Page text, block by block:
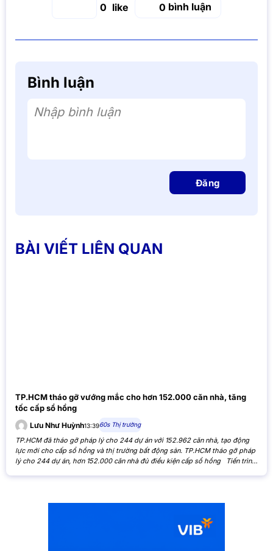
0
0 bình luận
Bình luận
Nhập bình luận
Đăng
BÀI VIẾT LIÊN QUAN
TP.HCM tháo gỡ vướng mắc cho hơn 152.000 căn nhà, tăng
tốc cấp sổ hồng
Lưu Như Huỳnh13:3960s Thị trường
TP.HCM đã tháo gỡ pháp lý cho 244 dự án với 152.962 căn nhà, tạo động
lực mới cho cấp sổ hồng và thị trường bất động sản. TP.HCM tháo gỡ pháp
lý cho 244 dự án, hơn 152.000 căn nhà đủ điều kiện cấp sổ hồng Tiến trình